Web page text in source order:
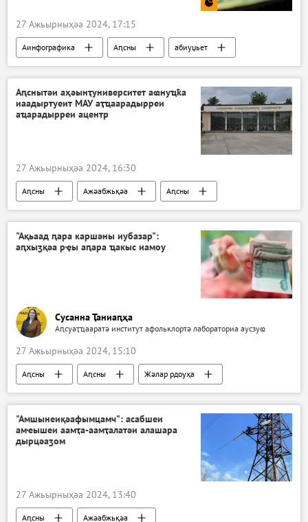
27 Ажьырныҳәа 2024, 17:15
Аинфографика Аԥсны абиуџьет
Аԥснытәи аҳәынҭуниверситет аҩнуҵҟа
иаадыртуеит МАУ аҭҵаарадырреи
аҵарадырреи ацентр
27 Ажьырныҳәа 2024, 16:30
Аԥсны Ажәабжьқәа Аԥсны
"Ақьаад ԥара каршәны иубазар":
аԥхыӡқәа рҿы аԥара ҵакыс иамоу
Сусанна Ҭаниаԥҳа
Аԥсуаҭҵааратә институт афольклортә лабораториа аусзуҩ
27 Ажьырныҳәа 2024, 15:10
Аԥсны Аԥсны
Жәлар рдоуҳа
Аналитикеи аиҿцәажәарақәеи
"Амшынеиқәафымцамч": асабшеи
амҽышеи аамҭа-аамҭалатәи алашара
дырцәаӡом
27 Ажьырныҳәа 2024, 13:40
Аԥсны
Ажәабжьқәа